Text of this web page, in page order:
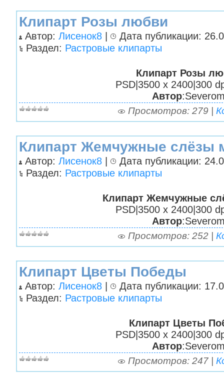
Клипарт Розы любви
Автор: Лисенок8 |
Дата публикации:
Раздел: Растровые клипарты
Клипарт Розы
PSD|3500 х 2400|300
Автор
Просмотров: 279 |
Клипарт Жемчужные слёзы
Автор: Лисенок8 |
Дата публикации:
Раздел: Растровые клипарты
Клипарт Жемчужные
PSD|3500 х 2400|300
Автор
Просмотров: 252 |
Клипарт Цветы Победы
Автор: Лисенок8 |
Дата публикации:
Раздел: Растровые клипарты
Клипарт Цветы
PSD|3500 х 2400|300
Автор
Просмотров: 247 |